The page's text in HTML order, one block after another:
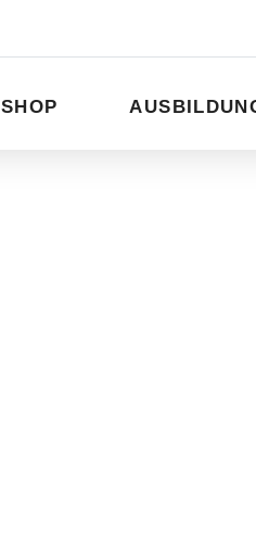
SHOP